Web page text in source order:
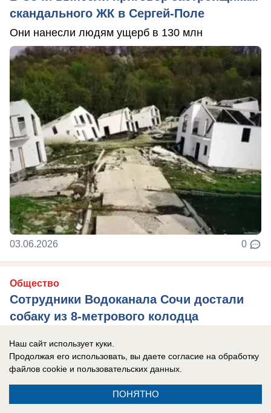
скандального ЖК в Сергей-Поле
Они нанесли людям ущерб в 130 млн
03.06.2026 0
Общество
Сотрудники Водоканала Сочи достали
собаку из 8-метрового колодца
Наш сайт использует куки.
Продолжая его использовать, вы даете согласие на обработку
файлов cookie и пользовательских данных.
ПОНЯТНО